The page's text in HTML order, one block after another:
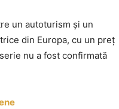
un autoturism și un
din Europa, cu un preț
nu a fost confirmată